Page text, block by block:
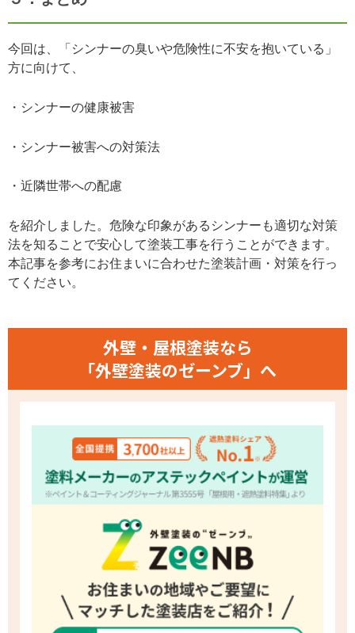
今回は、「シンナーの臭いや危険性に不安を抱いている」
方に向けて、
・シンナーの健康被害
・シンナー被害への対策法
・近隣世帯への配慮
を紹介しました。危険な印象があるシンナーも適切な対策
法を知ることで安心して塗装工事を行うことができます。
本記事を参考にお住まいに合わせた塗装計画・対策を行っ
てください。
外壁・屋根塗装なら
「外壁塗装のゼーンブ」へ